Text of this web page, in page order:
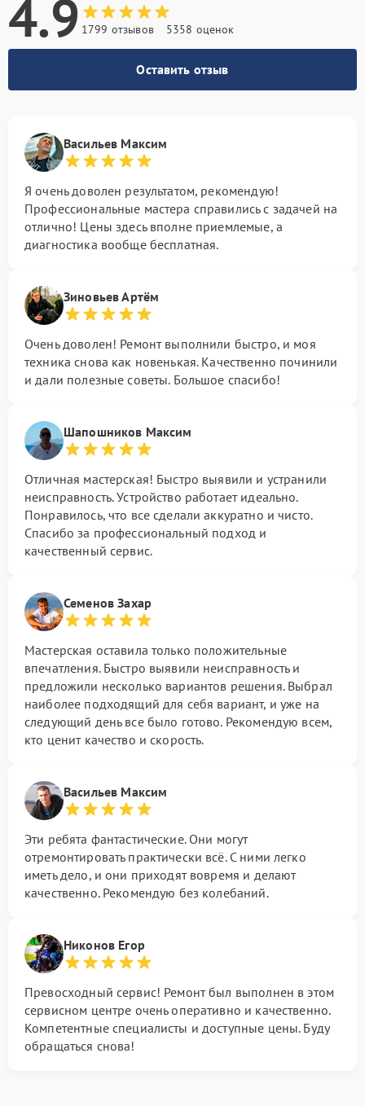
4.9 1799 отзывов 5358 оценок
Оставить отзыв
Васильев Максим
Я очень доволен результатом, рекомендую!
Профессиональные мастера справились с задачей на
отлично! Цены здесь вполне приемлемые, а
диагностика вообще бесплатная.
Зиновьев Артём
Очень доволен! Ремонт выполнили быстро, и моя
техника снова как новенькая. Качественно починили
и дали полезные советы. Большое спасибо!
Шапошников Максим
Отличная мастерская! Быстро выявили и устранили
неисправность. Устройство работает идеально.
Понравилось, что все сделали аккуратно и чисто.
Спасибо за профессиональный подход и
качественный сервис.
Семенов Захар
Мастерская оставила только положительные
впечатления. Быстро выявили неисправность и
предложили несколько вариантов решения. Выбрал
наиболее подходящий для себя вариант, и уже на
следующий день все было готово. Рекомендую всем,
кто ценит качество и скорость.
Васильев Максим
Эти ребята фантастические. Они могут
отремонтировать практически всё. С ними легко
иметь дело, и они приходят вовремя и делают
качественно. Рекомендую без колебаний.
Никонов Егор
Превосходный сервис! Ремонт был выполнен в этом
сервисном центре очень оперативно и качественно.
Компетентные специалисты и доступные цены. Буду
обращаться снова!